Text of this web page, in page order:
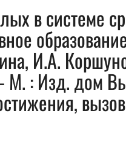
в системе
И.А.
М. : Изд. дом